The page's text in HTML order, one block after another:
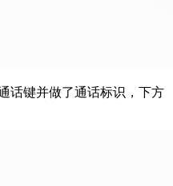
话键并做了通话标识，下方